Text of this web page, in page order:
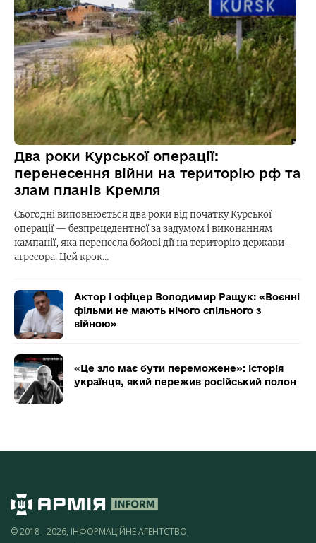
Два роки Курської операції:
перенесення війни на територію рф та
злам планів Кремля
Сьогодні виповнюється два роки від початку Курської
операції — безпрецедентної за задумом і виконанням
кампанії, яка перенесла бойові дії на територію держави-
агресора. Цей крок…
Актор і офіцер Володимир Ращук: «Воєнні
фільми не мають нічого спільного з
війною»
«Це зло має бути переможене»: історія
українця, який пережив російський полон
© 2018 - 2026, ІНФОРМАЦІЙНЕ АГЕНТСТВО,